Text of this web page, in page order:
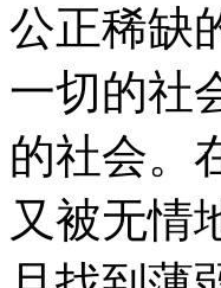
公正稀缺
一切的社
的社会。
又被无情